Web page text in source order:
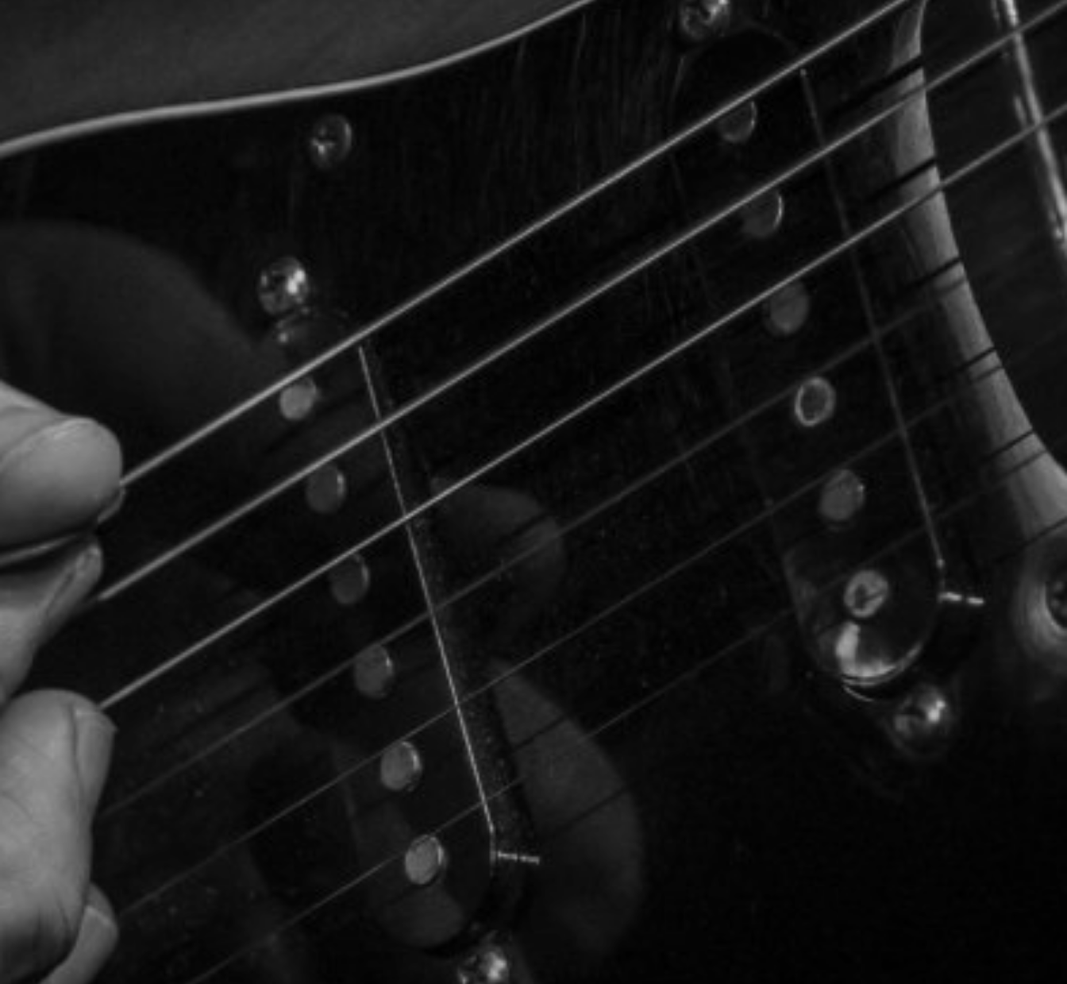
TOCA CON NOSOTROS
QUIÉNES SOMOS
NUESTRA HISTORIA RIDER TÉCNICO GALERÍA DE IMÁGENES
06 CONTACTO